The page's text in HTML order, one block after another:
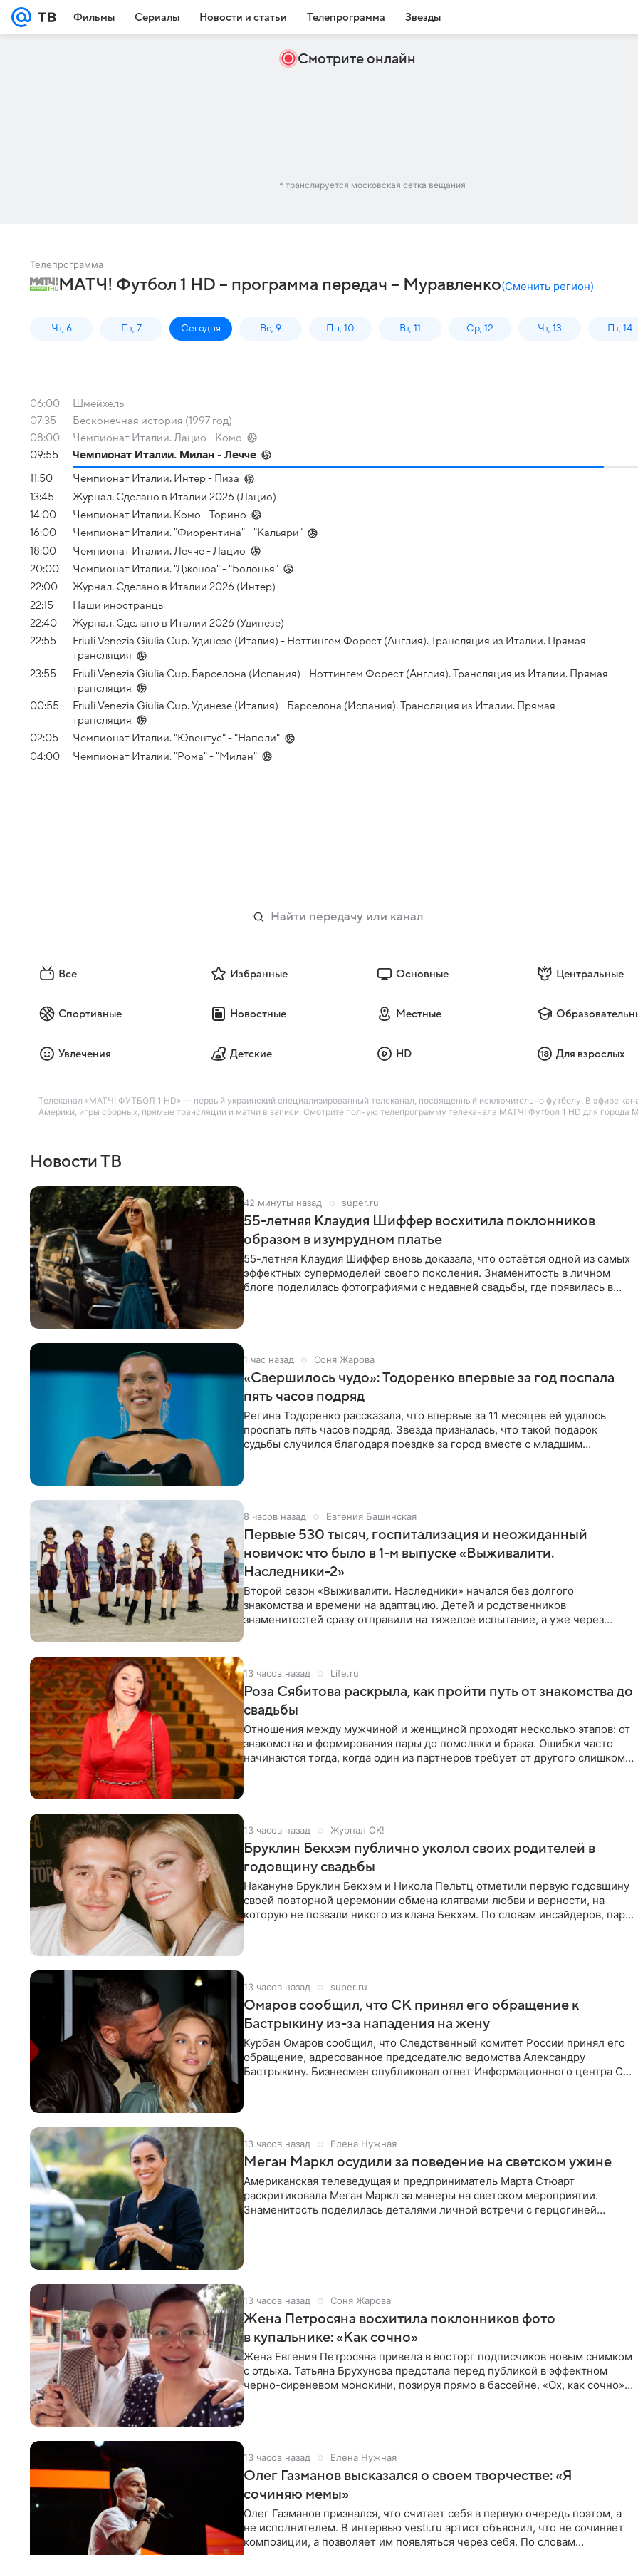
Фильмы Сериалы Новости и статьи Телепрограмма Звезды
Смотрите онлайн
* транслируется московская сетка вещания
Телепрограмма
МАТЧ! Футбол 1 HD – программа передач – Муравленко(Сменить регион)
Чт, 6 Пт, 7 Сегодня Вс, 9 Пн, 10 Вт, 11 Ср, 12 Чт, 13 Пт, 14
06:00
Шмейхель
07:35
Бесконечная история (1997 год)
08:00
Чемпионат Италии. Лацио - Комо
09:55
Чемпионат Италии. Милан - Лечче
11:50
Чемпионат Италии. Интер - Пиза
13:45
Журнал. Сделано в Италии 2026 (Лацио)
14:00
Чемпионат Италии. Комо - Торино
16:00
Чемпионат Италии. "Фиорентина" - "Кальяри"
18:00
Чемпионат Италии. Лечче - Лацио
20:00
Чемпионат Италии. "Дженоа" - "Болонья"
22:00
Журнал. Сделано в Италии 2026 (Интер)
22:15
Наши иностранцы
22:40
Журнал. Сделано в Италии 2026 (Удинезе)
22:55
Friuli Venezia Giulia Cup. Удинезе (Италия) - Ноттингем Форест (Англия). Трансляция из Италии. Прямая
трансляция
23:55
Friuli Venezia Giulia Cup. Барселона (Испания) - Ноттингем Форест (Англия). Трансляция из Италии. Прямая
трансляция
00:55
Friuli Venezia Giulia Cup. Удинезе (Италия) - Барселона (Испания). Трансляция из Италии. Прямая
трансляция
02:05
Чемпионат Италии. "Ювентус" - "Наполи"
04:00
Чемпионат Италии. "Рома" - "Милан"
Все Избранные Основные Центральные
Спортивные Новостные Местные
Увлечения Детские HD Для взрослых
Телеканал «МАТЧ! ФУТБОЛ 1 HD» — первый украинский специализированный телеканал, посвященный исключительно футболу. В эфире
Америки, игры сборных, прямые трансляции и матчи в записи. Смотрите полную телепрограмму телеканала МАТЧ! Футбол 1 HD для города
Новости ТВ
42 минуты назад super.ru
55-летняя Клаудия Шиффер восхитила поклонников
образом в изумрудном платье
55-летняя Клаудия Шиффер вновь доказала, что остаётся одной из самых
эффектных супермоделей своего поколения. Знаменитость в личном
блоге поделилась фотографиями с недавней свадьбы, где появилась в
1 час назад Соня Жарова
«Свершилось чудо»: Тодоренко впервые за год поспала
пять часов подряд
Регина Тодоренко рассказала, что впервые за 11 месяцев ей удалось
проспать пять часов подряд. Звезда призналась, что такой подарок
судьбы случился благодаря поездке за город вместе с младшим
8 часов назад Евгения Башинская
Первые 530 тысяч, госпитализация и неожиданный
новичок: что было в 1-м выпуске «Выживалити.
Наследники-2»
Второй сезон «Выживалити. Наследники» начался без долгого
знакомства и времени на адаптацию. Детей и родственников
знаменитостей сразу отправили на тяжелое испытание, а уже через
13 часов назад Life.ru
Роза Сябитова раскрыла, как пройти путь от знакомства до
свадьбы
Отношения между мужчиной и женщиной проходят несколько этапов: от
знакомства и формирования пары до помолвки и брака. Ошибки часто
начинаются тогда, когда один из партнеров требует от другого слишком
13 часов назад Журнал OK!
Бруклин Бекхэм публично уколол своих родителей в
годовщину свадьбы
Накануне Бруклин Бекхэм и Никола Пельтц отметили первую годовщину
своей повторной церемонии обмена клятвами любви и верности, на
которую не позвали никого из клана Бекхэм. По словам инсайдеров, пара
13 часов назад super.ru
Омаров сообщил, что СК принял его обращение к
Бастрыкину из-за нападения на жену
Курбан Омаров сообщил, что Следственный комитет России принял его
обращение, адресованное председателю ведомства Александру
Бастрыкину. Бизнесмен опубликовал ответ Информационного центра СК
13 часов назад Елена Нужная
Меган Маркл осудили за поведение на светском ужине
Американская телеведущая и предприниматель Марта Стюарт
раскритиковала Меган Маркл за манеры на светском мероприятии.
Знаменитость поделилась деталями личной встречи с герцогиней
13 часов назад Соня Жарова
Жена Петросяна восхитила поклонников фото
в купальнике: «Как сочно»
Жена Евгения Петросяна привела в восторг подписчиков новым снимком
с отдыха. Татьяна Брухунова предстала перед публикой в эффектном
черно-сиреневом монокини, позируя прямо в бассейне. «Ох, как сочно»,
13 часов назад Елена Нужная
Олег Газманов высказался о своем творчестве: «Я
сочиняю мемы»
Олег Газманов признался, что считает себя в первую очередь поэтом, а
не исполнителем. В интервью vesti.ru артист объяснил, что не сочиняет
композиции, а позволяет им появляться через себя. По словам